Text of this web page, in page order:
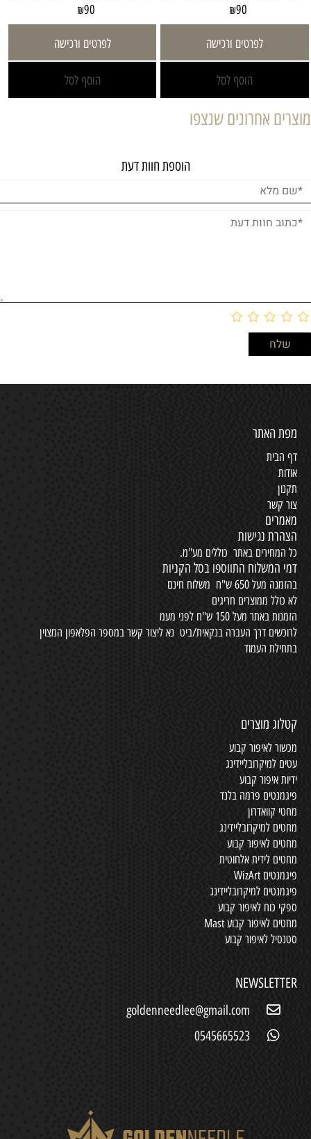
₪90
לפרטים ורכישה
הוסף לסל
₪90
לפרטים ורכישה
הוסף לסל
מוצרים אחרונים שנצפו
הוספת חוות דעת
מפת האתר
דף הבית
אודות
תקנון
צור קשר
מאמרים
הצהרת נגישות
כל המחירים באתר כוללים מע"מ.
דמי המשלוח התווספו בסל הקניות
בהזמנה מעל 650 ש"ח משלוח חינם
לא כולל ממוצרים חריגים
הזמנות באתר מעל 150 ש"ח לפני מעמ
לרוכשים דרך העברה בנקאית/ביט נא ליצור קשר במספר הפלאפון המצוין
בתחילת העמוד
קטלוג מוצרים
מכשור לאיפור קבוע
עטים למיקרובליידינג
ידיות איפור קבוע
פיגמנטים פרמה בלנד
מחטי קוואדרון
מחטים למיקרובליידינג
מחטים לאיפור קבוע
מחטים לידית אלחוטית
פיגמנטים WizArt
פיגמנטים למיקרובליידינג
ספקי כוח לאיפור קבוע
מחטים לאיפור קבוע Mast
סטנסיל לאיפור קבוע
NEWSLETTER
goldenneedlee@gmail.com
0545665523